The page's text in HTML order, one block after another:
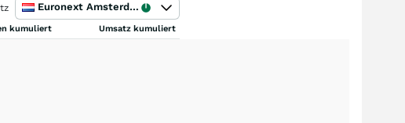
Euronext Amsterdam
kumuliert Umsatz kumuliert